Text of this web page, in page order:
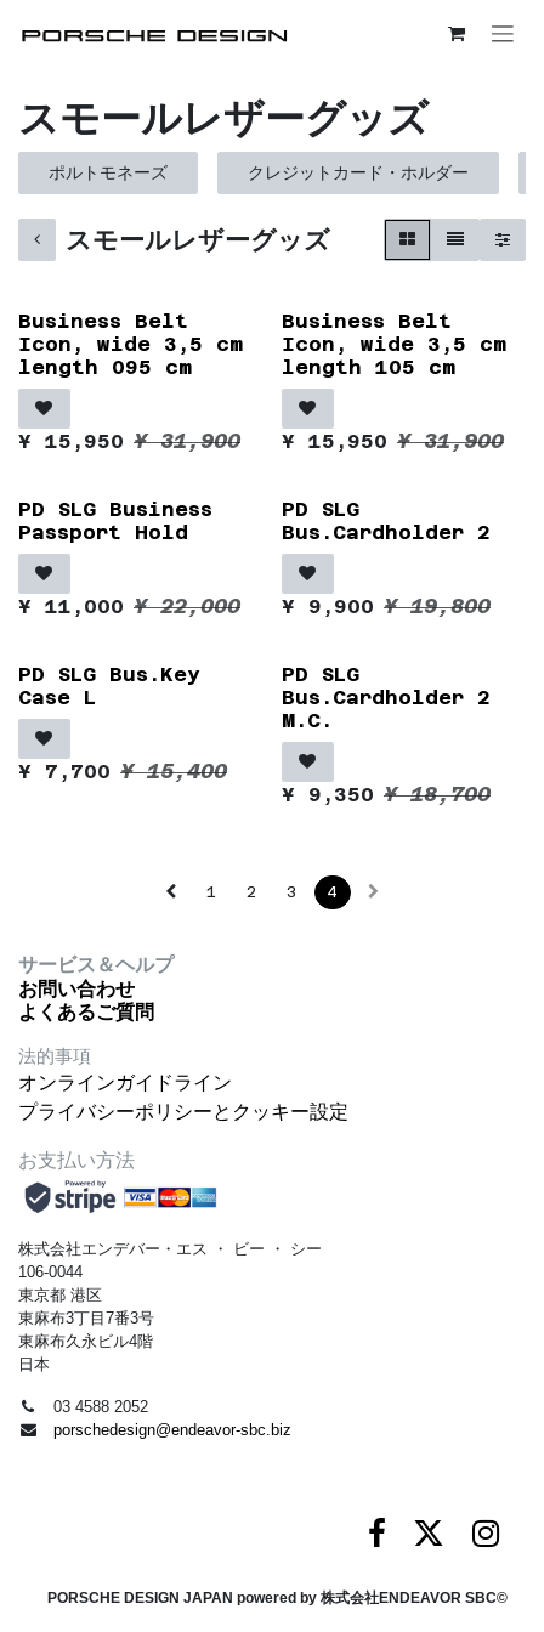
スモールレザーグッズ
ポルトモネーズ クレジットカード・ホルダー
スモールレザーグッズ
Business Belt
Icon, wide 3,5 cm
length 095 cm
¥ 15,950 ¥31,900
Business Belt
Icon, wide 3,5 cm
length 105 cm
¥ 15,950 ¥31,900
PD SLG Business
Passport Hold
¥ 11,000 ¥22,000
PD SLG
Bus.Cardholder 2
¥ 9,900 ¥19,800
PD SLG Bus.Key
Case L
¥ 7,700 ¥15,400
PD SLG
Bus.Cardholder 2
M.C.
¥ 9,350 ¥18,700
1 2 3 4
サービス＆ヘルプ
お問い合わせ
よくあるご質問
法的事項
オンラインガイドライン
プライバシーポリシーとクッキー設定
お支払い方法
株式会社エンデバー・エス ・ ビー ・
シー
106-0044
東京都 港区
東麻布3丁目7番3号
東麻布久永ビル4階
日本
03 4588 2052
porschedesign@endeavor-sbc.biz
PORSCHE DESIGN JAPAN powered by 株式会社ENDEAVOR SBC©